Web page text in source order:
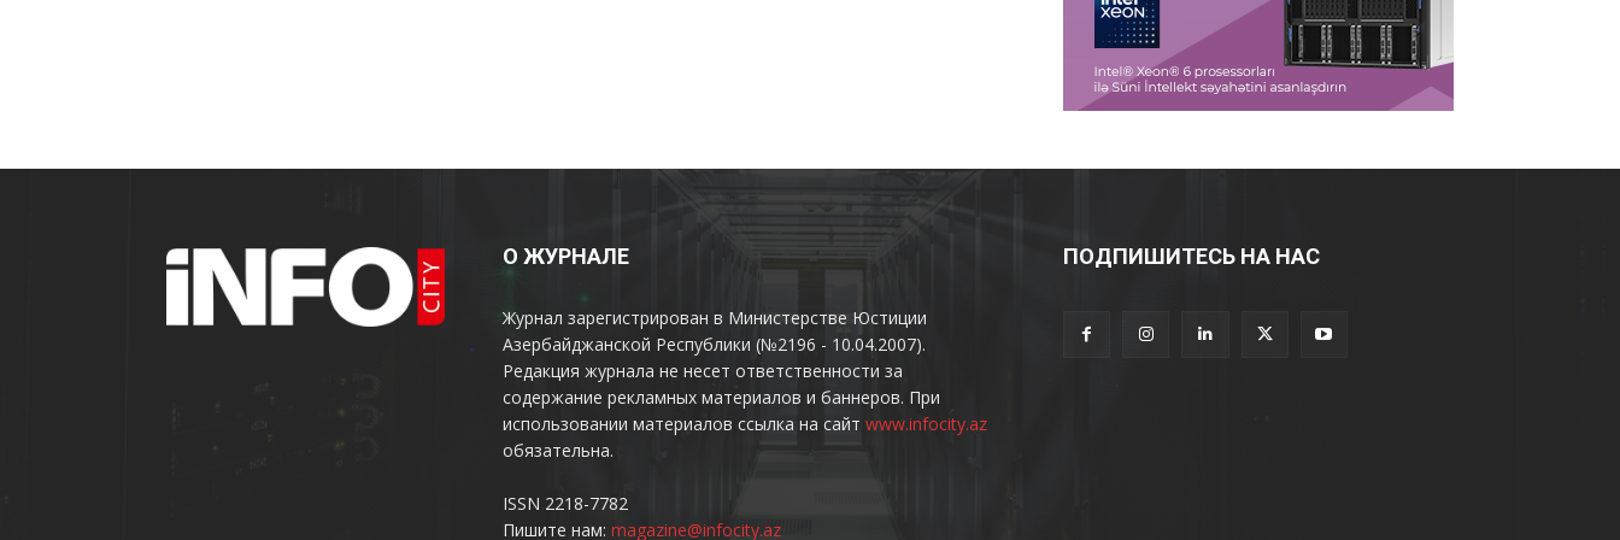
О ЖУРНАЛЕ
Журнал зарегистрирован в Министерстве Юстиции
Азербайджанской Республики (№2196 - 10.04.2007).
Редакция журнала не несет ответственности за
содержание рекламных материалов и баннеров. При
использовании материалов ссылка на сайт www.infocity.az
обязательна.
ISSN 2218-7782
Пишите нам: magazine@infocity.az
ПОДПИШИТЕСЬ НА НАС